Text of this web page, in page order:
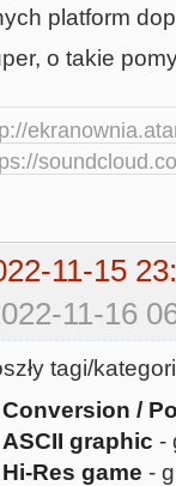
platform
o takie
11-15
11-16
tagi/
Conversion /
ASCII graphic -
Hi-Res game -